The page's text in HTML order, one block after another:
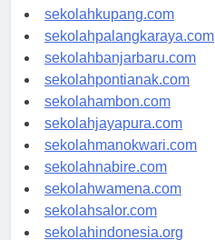
sekolahmanado.com
sekolahkupang.com
sekolahpalangkaraya.com
sekolahbanjarbaru.com
sekolahpontianak.com
sekolahambon.com
sekolahjayapura.com
sekolahmanokwari.com
sekolahnabire.com
sekolahwamena.com
sekolahsalor.com